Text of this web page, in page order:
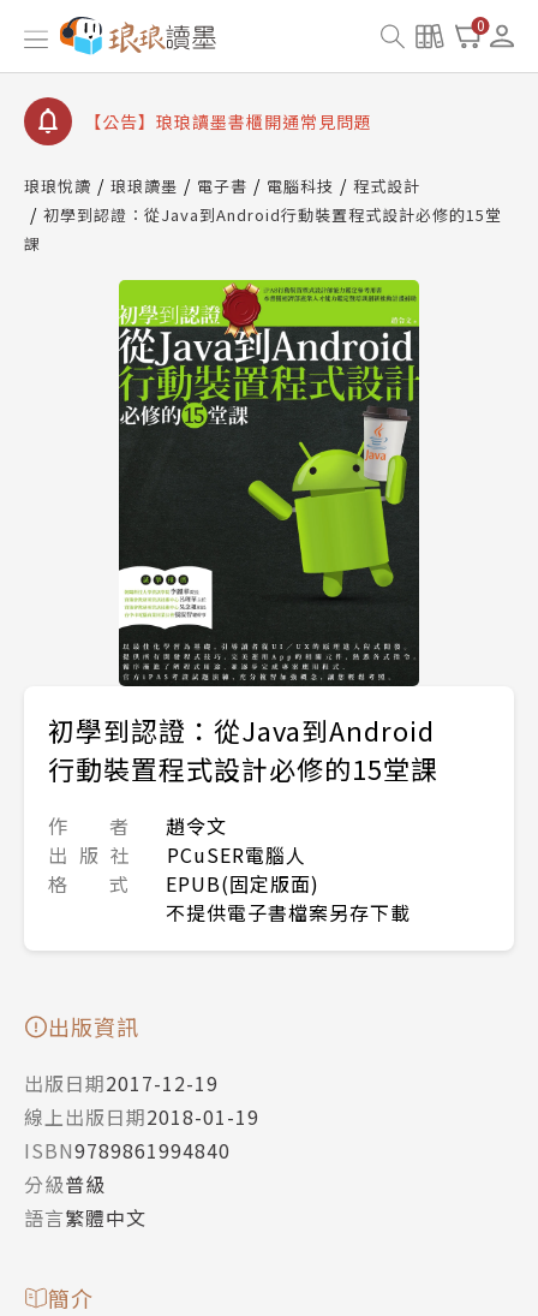
0
【公告】因 Readmoo 讀墨系統維護中，本站同步暫
停部分閱讀服務
【公告】琅琅讀墨數位閱讀資產合併與書櫃開通申請
【公告】琅琅讀墨書櫃開通常見問題
請圖文教學
【公告】琅琅書店服務升級重要說明及資產合併結果
查詢
停部分閱讀服務
琅琅悅讀 琅琅讀墨 電子書 電腦科技
程式設計
初學到認證：從Java到Android行動裝置程式設計必修的15堂
課
初學到認證：從Java到Android
行動裝置程式設計必修的15堂課
作 者
趙令文
出 版 社
PCuSER電腦人
格 式
EPUB(固定版面)
不提供電子書檔案另存下載
出版資訊
出版日期2017-12-19
線上出版日期2018-01-19
ISBN9789861994840
分級普級
語言繁體中文
簡介